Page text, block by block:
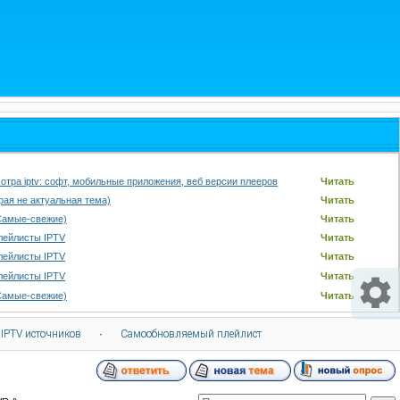
iptv: софт, мобильные приложения, веб версии плееров Читать
не актуальная тема) Читать
свежие) Читать
IPTV Читать
IPTV Читать
IPTV Читать
свежие) Читать
источников · Самообновляемый плейлист